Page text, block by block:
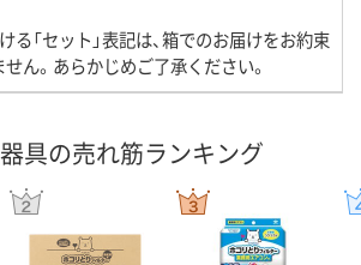
る「セット」表記は、箱でのお届けをお約束
ん。あらかじめご了承ください。
具の売れ筋ランキング